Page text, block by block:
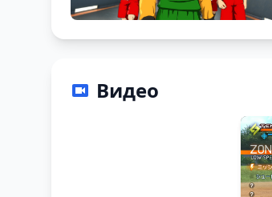
Видео